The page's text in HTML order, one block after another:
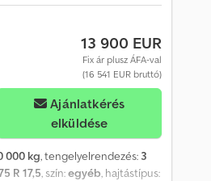
13 900 EUR
Fix ár plusz ÁFA-val
(16 541 EUR bruttó)
Ajánlatkérés
elküldése
000 kg, tengelyelrendezés: 3
R 17,5, szín:egyéb, hajtástípus: